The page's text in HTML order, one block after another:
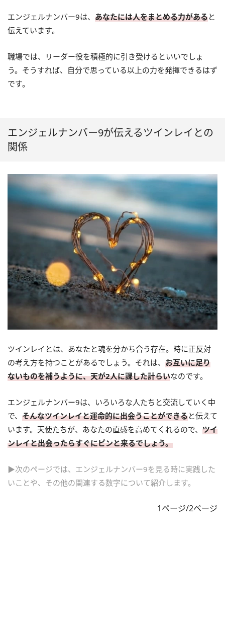
エンジェルナンバー9は、 あなたには人をまとめる力があると
伝えています。
職場では、リーダー役を積極的に引き受けるといいでしょ
う。そうすれば、自分で思っている以上の力を発揮できるはず
です。
エンジェルナンバー9が伝えるツインレイとの
関係
ツインレイとは、あなたと魂を分かち合う存在。時に正反対
の考え方を持つことがあるでしょう。それは、 お互いに足り
ないものを補うように、天が2人に課した計らいなのです。
エンジェルナンバー9は、いろいろな人たちと交流していく中
で、 そんなツインレイと運命的に出会うことができると伝えて
います。天使たちが、あなたの直感を高めてくれるので、 ツイ
ンレイと出会ったらすぐにピンと来るでしょう。
▶次のページでは、エンジェルナンバー9を見る時に実践した
いことや、その他の関連する数字について紹介します。
1ページ/2ページ